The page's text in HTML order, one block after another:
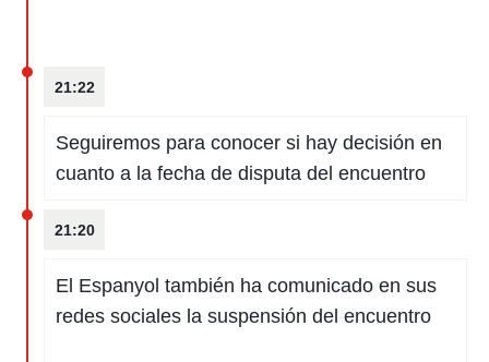
21:22
Seguiremos para conocer si hay decisión en
cuanto a la fecha de disputa del encuentro
21:20
El Espanyol también ha comunicado en sus
redes sociales la suspensión del encuentro